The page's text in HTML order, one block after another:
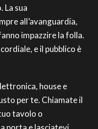
La sua
all’avanguardia,
impazzire la folla.
e il pubblico è
house e
per te. Chiamate il
tavolo o